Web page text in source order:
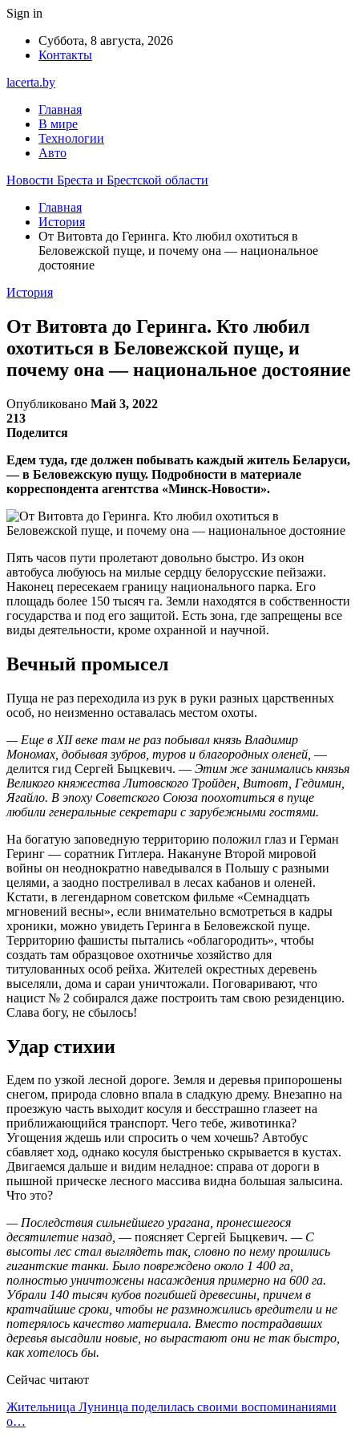
Sign in
Суббота, 8 августа, 2026
Контакты
lacerta.by
Главная
В мире
Технологии
Авто
Новости Бреста и Брестской области
Главная
История
От Витовта до Геринга. Кто любил охотиться в
Беловежской пуще, и почему она — национальное
достояние
История
От Витовта до Геринга. Кто любил
охотиться в Беловежской пуще, и
почему она — национальное достояние
Опубликовано Май 3, 2022
213
Поделится
Едем туда, где должен побывать каждый житель Беларуси,
— в Беловежскую пущу. Подробности в материале
корреспондента агентства «Минск-Новости».
Пять часов пути пролетают довольно быстро. Из окон
автобуса любуюсь на милые сердцу белорусские пейзажи.
Наконец пересекаем границу национального парка. Его
площадь более 150 тысяч га. Земли находятся в собственности
государства и под его защитой. Есть зона, где запрещены все
виды деятельности, кроме охранной и научной.
Вечный промысел
Пуща не раз переходила из рук в руки разных царственных
особ, но неизменно оставалась местом охоты.
— Еще в ХII веке там не раз побывал князь Владимир
Мономах, добывая зубров, туров и благородных оленей, —
делится гид Сергей Быцкевич. — Этим же занимались князья
Великого княжества Литовского Тройден, Витовт, Гедимин,
Ягайло. В эпоху Советского Союза поохотиться в пуще
любили генеральные секретари с зарубежными гостями.
На богатую заповедную территорию положил глаз и Герман
Геринг — соратник Гитлера. Накануне Второй мировой
войны он неоднократно наведывался в Польшу с разными
целями, а заодно постреливал в лесах кабанов и оленей.
Кстати, в легендарном советском фильме «Семнадцать
мгновений весны», если внимательно всмотреться в кадры
хроники, можно увидеть Геринга в Беловежской пуще.
Территорию фашисты пытались «облагородить», чтобы
создать там образцовое охотничье хозяйство для
титулованных особ рейха. Жителей окрестных деревень
выселяли, дома и сараи уничтожали. Поговаривают, что
нацист № 2 собирался даже построить там свою резиденцию.
Слава богу, не сбылось!
Удар стихии
Едем по узкой лесной дороге. Земля и деревья припорошены
снегом, природа словно впала в сладкую дрему. Внезапно на
проезжую часть выходит косуля и бесстрашно глазеет на
приближающийся транспорт. Чего тебе, животинка?
Угощения ждешь или спросить о чем хочешь? Автобус
сбавляет ход, однако косуля быстренько скрывается в кустах.
Двигаемся дальше и видим неладное: справа от дороги в
пышной прическе лесного массива видна большая залысина.
Что это?
— Последствия сильнейшего урагана, пронесшегося
десятилетие назад, — поясняет Сергей Быцкевич. — С
высоты лес стал выглядеть так, словно по нему прошлись
гигантские танки. Было повреждено около 1 400 га,
полностью уничтожены насаждения примерно на 600 га.
Убрали 140 тысяч кубов погибшей древесины, причем в
кратчайшие сроки, чтобы не размножились вредители и не
потерялось качество материала. Вместо пострадавших
деревья высадили новые, но вырастают они не так быстро,
как хотелось бы.
Сейчас читают
Жительница Лунинца поделилась своими воспоминаниями
о…